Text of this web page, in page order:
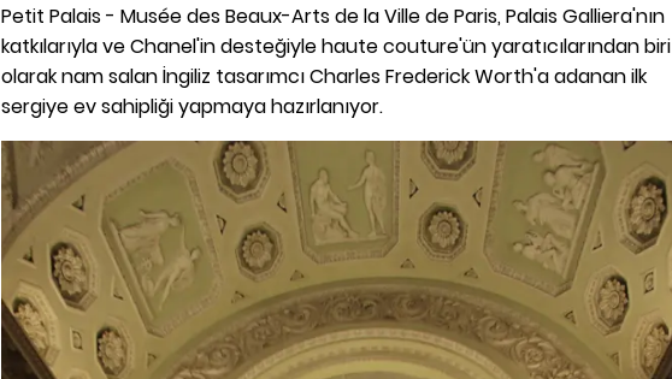
Petit Palais - Musée des Beaux-Arts de la Ville de Paris, Palais Galliera'nın
katkılarıyla ve Chanel'in desteğiyle haute couture'ün yaratıcılarından biri
olarak nam salan İngiliz tasarımcı Charles Frederick Worth'a adanan ilk
sergiye ev sahipliği yapmaya hazırlanıyor.